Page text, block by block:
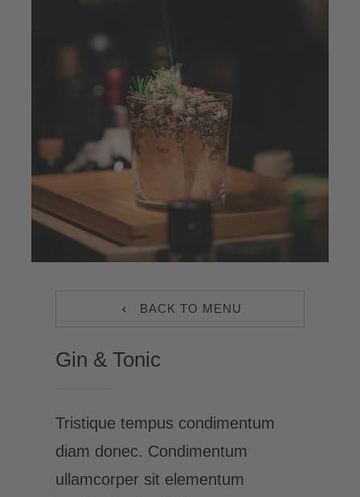
BACK TO MENU
Gin & Tonic
Tristique tempus condimentum
diam donec. Condimentum
ullamcorper sit elementum